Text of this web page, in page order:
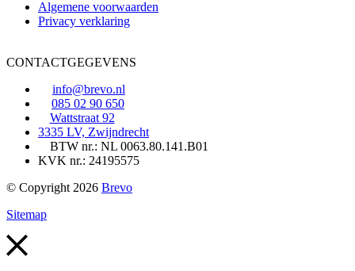
Algemene voorwaarden
Privacy verklaring
CONTACTGEGEVENS
info@brevo.nl
085 02 90 650
Wattstraat 92
3335 LV, Zwijndrecht
BTW nr.: NL 0063.80.141.B01
KVK nr.: 24195575
© Copyright 2026 Brevo
Sitemap